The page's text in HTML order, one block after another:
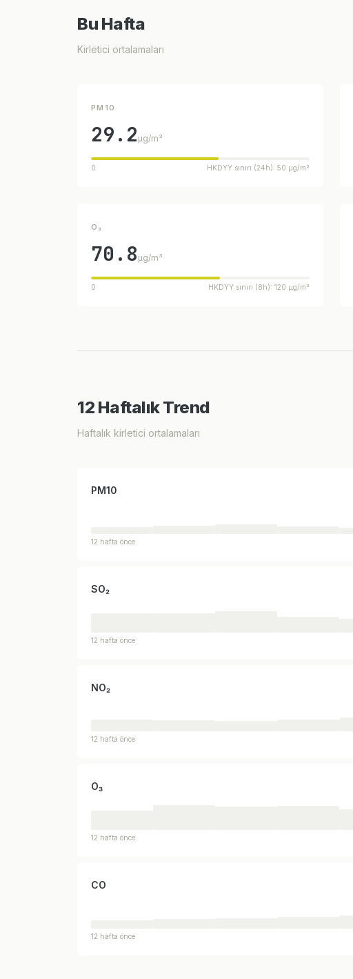
Bu Hafta
Kirletici ortalamaları
PM10
29.2 µg/m³
0 HKDYY sınırı (24h): 50 µg/m³
O₃
70.8 µg/m³
0 HKDYY sınırı (8h): 120 µg/m³
12 Haftalık Trend
Haftalık kirletici ortalamaları
PM10
12 hafta önce
SO₂
12 hafta önce
NO₂
12 hafta önce
O₃
12 hafta önce
CO
12 hafta önce